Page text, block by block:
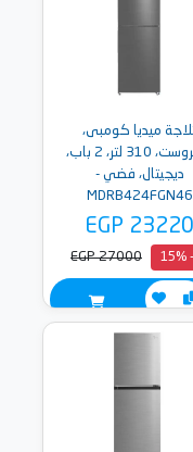
ميديا كومبى،
نوفروست، 310 لتر، 2 باب،
ديجيتال، فضي -
MDRB424FGN46
EGP 23220
- 15%
EGP 27000